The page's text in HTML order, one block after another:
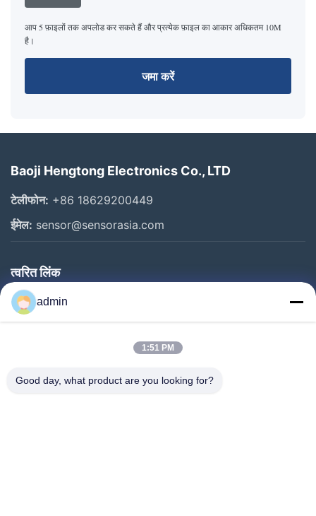
आप 5 फ़ाइलों तक अपलोड कर सकते हैं और प्रत्येक फ़ाइल का आकार अधिकतम 10M
है।
जमा करें
Baoji Hengtong Electronics Co., LTD
टेलीफोन: +86 18629200449
ईमेल: sensor@sensorasia.com
त्वरित लिंक
घर
उत्पादों
हमारे बारे में
admin
1:51 PM
Good day, what product are you looking for?